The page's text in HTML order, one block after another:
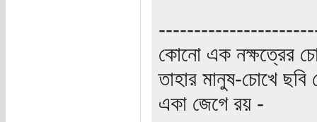
কোনো এক নক্ষত্রের
তাহার মানুষ-চোখে ছবি
একা জেগে রয় -